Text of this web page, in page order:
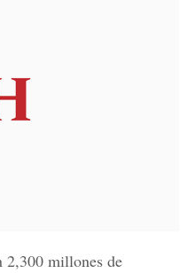
2,300 millones de